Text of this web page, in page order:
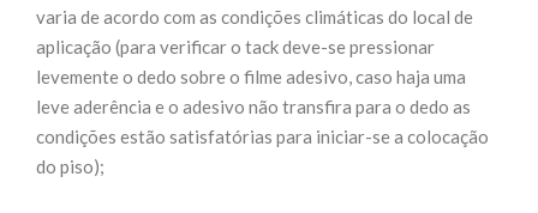
varia de acordo com as condições climáticas do local de
aplicação (para verificar o tack deve-se pressionar
levemente o dedo sobre o filme adesivo, caso haja uma
leve aderência e o adesivo não transfira para o dedo as
condições estão satisfatórias para iniciar-se a colocação
do piso);